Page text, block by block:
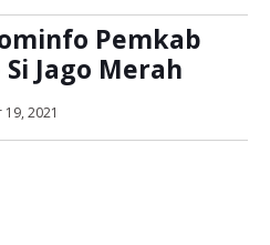
Pemkab
Jago Merah
2021